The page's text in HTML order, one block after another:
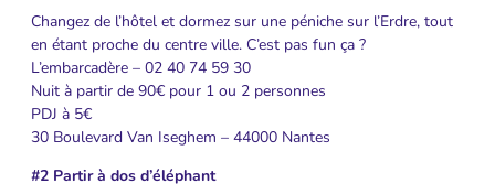
Changez de l’hôtel et dormez sur une péniche sur l’Erdre, tout
en étant proche du centre ville. C’est pas fun ça ?
L’embarcadère – 02 40 74 59 30
Nuit à partir de 90€ pour 1 ou 2 personnes
PDJ à 5€
30 Boulevard Van Iseghem – 44000 Nantes
#2 Partir à dos d’éléphant